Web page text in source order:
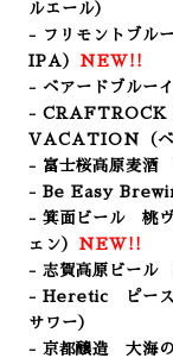
ルエール）
- フリモントブル
IPA） NEW!!
- ベアードブルー
-
VACATION
（
- 富士桜高原麦酒
- Be Easy
- 箕面ビール 桃ヴ
ェン） NEW!!
- 志賀高原ビール
- Heretic ピース
サワー）
- 京都醸造 大海の